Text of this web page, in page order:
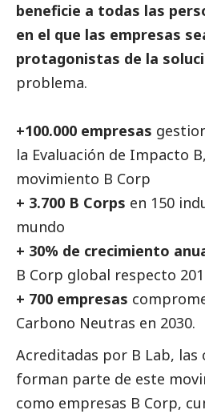
beneficie a todas las
en el que las empresas
protagonistas de la
problema.
+100.000 empresas
la Evaluación de Impacto
movimiento B Corp
+ 3.700 B Corps en 150
mundo
+ 30% de crecimiento
B Corp global respecto
+ 700 empresas
Carbono Neutras en 2030.
Acreditadas por B Lab, las
forman parte de este
como empresas B Corp,